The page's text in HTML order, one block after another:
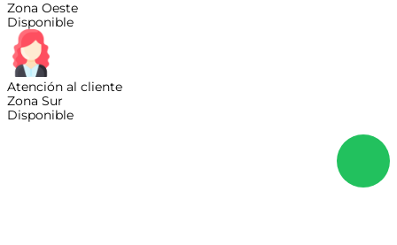
Zona Oeste
Disponible
Atención al cliente
Zona Sur
Disponible